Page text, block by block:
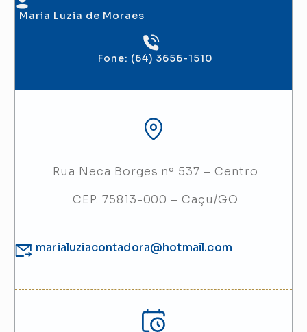
Maria Luzia de Moraes
Fone: (64) 3656-1510
Rua Neca Borges nº 537 – Centro
CEP. 75813-000 – Caçu/GO
marialuziacontadora@hotmail.com